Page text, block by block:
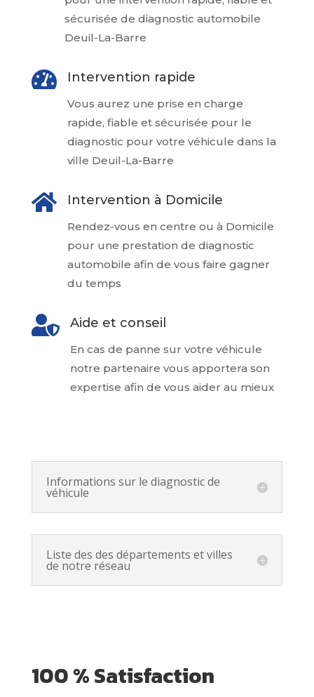
sécurisée de diagnostic automobile
Deuil-La-Barre
 Intervention rapide
Vous aurez une prise en charge
rapide, fiable et sécurisée pour le
diagnostic pour votre véhicule dans la
ville Deuil-La-Barre
 Intervention à Domicile
Rendez-vous en centre ou à Domicile
pour une prestation de diagnostic
automobile afin de vous faire gagner
du temps
 Aide et conseil
En cas de panne sur votre véhicule
notre partenaire vous apportera son
expertise afin de vous aider au mieux
Informations sur le diagnostic de
véhicule
Liste des des départements et villes
de notre réseau
100 % Satisfaction